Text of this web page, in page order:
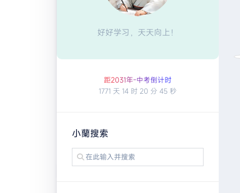
好好学习，天天向上！
距2031年-中考倒计时
1771 天 14 时 20 分 45 秒
小蘭搜索